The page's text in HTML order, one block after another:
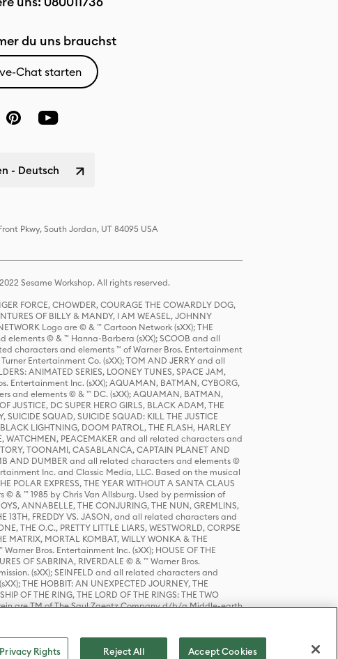
du uns brauchst
Chat starten
- Deutsch
Pkwy, South Jordan, UT 84095 USA
Sesame Workshop. All rights reserved.
FORCE, CHOWDER, COURAGE THE COWARDLY DOG,
OF BILLY & MANDY, I AM WEASEL, JOHNNY
Logo are © & ™ Cartoon Network (sXX); THE
elements © & ™ Hanna-Barbera (sXX); SCOOB and all
characters and elements ™ of Warner Bros. Entertainment
Entertainment Co. (sXX); TOM AND JERRY and all
ANIMATED SERIES, LOONEY TUNES, SPACE JAM,
Entertainment Inc. (sXX); AQUAMAN, BATMAN, CYBORG,
and elements © & ™ DC. (sXX); AQUAMAN, BATMAN,
JUSTICE, DC SUPER HERO GIRLS, BLACK ADAM, THE
SUICIDE SQUAD, SUICIDE SQUAD: KILL THE JUSTICE
LIGHTNING, DOOM PATROL, THE FLASH, HARLEY
WATCHMEN, PEACEMAKER and all related characters and
TOONAMI, CASABLANCA, CAPTAIN PLANET AND
AND DUMBER and all related characters and elements ©
Inc. and Classic Media, LLC. Based on the musical
EXPRESS, THE YEAR WITHOUT A SANTA CLAUS
& ™ 1985 by Chris Van Allsburg. Used by permission of
ANNABELLE, THE CONJURING, THE NUN, GREMLINS,
13TH, FREDDY VS. JASON, and all related characters and
THE O.C., PRETTY LITTLE LIARS, WESTWORLD, CORPSE
MATRIX, MORTAL KOMBAT, WILLY WONKA & THE
Bros. Entertainment Inc. (sXX); HOUSE OF THE
OF SABRINA, RIVERDALE © & ™ Warner Bros.
(sXX); SEINFELD and all related characters and
THE HOBBIT: AN UNEXPECTED JOURNEY, THE
OF THE RING, THE LORD OF THE RINGS: THE TWO
are TM of The Saul Zaentz Company d/b/a Middle-earth
Bros. Entertainment Inc. (sXX); © Warner Bros.
Rights Reject All Accept Cookies